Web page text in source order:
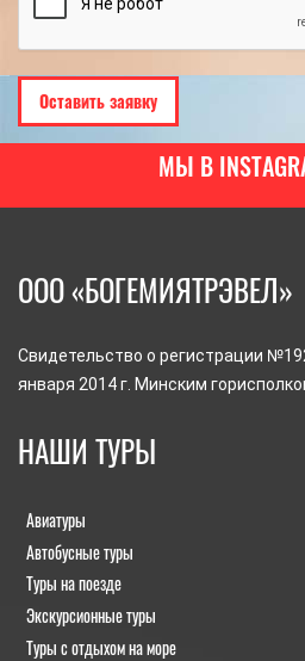
МЫ В
ООО «БОГЕМИЯТРЭВЕЛ»
Свидетельство о регистрации
января 2014 г. Минским
НАШИ ТУРЫ
Авиатуры
Автобусные туры
Туры на поезде
Экскурсионные туры
Туры с отдыхом на море